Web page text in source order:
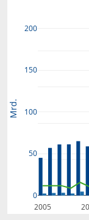
2005
0
50
100
150
200
Mrd.